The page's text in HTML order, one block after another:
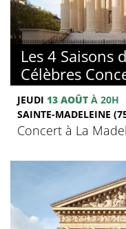
Les 4 Saisons
Célèbres
JEUDI 13 AOÛT À 20H
SAINTE-MADELEINE
Concert à La